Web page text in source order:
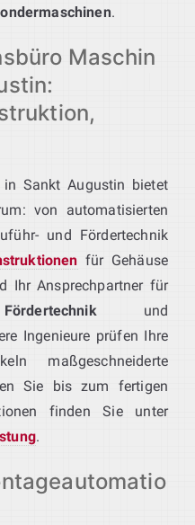
.
Maschin
in Sankt Augustin bietet
von automatisierten
und Fördertechnik
für Gehäuse
Ihr Ansprechpartner für
Fördertechnikund
Ingenieure prüfen Ihre
maßgeschneiderte
Sie bis zum fertigen
finden Sie unter
.